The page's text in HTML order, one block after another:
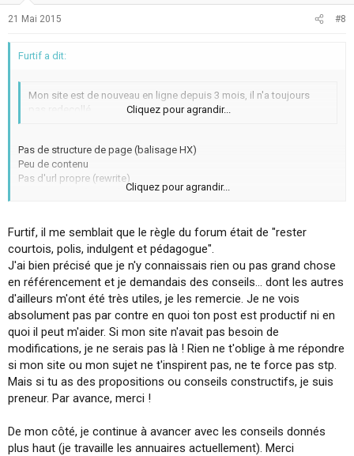
21 Mai 2015 #8
Furtif a dit:
Mon site est de nouveau en ligne depuis 3 mois, il n'a toujours
pas redecollé.
Cliquez pour agrandir...
Pas de structure de page (balisage HX)
Peu de contenu
Pas d'url propre (rewrite)
2 pages indexées seulement.Cliquez pour agrandir...
Furtif, il me semblait que le règle du forum était de "rester
courtois, polis, indulgent et pédagogue".
J'ai bien précisé que je n'y connaissais rien ou pas grand chose
en référencement et je demandais des conseils... dont les autres
d'ailleurs m'ont été très utiles, je les remercie. Je ne vois
absolument pas par contre en quoi ton post est productif ni en
quoi il peut m'aider. Si mon site n'avait pas besoin de
modifications, je ne serais pas là ! Rien ne t'oblige à me répondre
si mon site ou mon sujet ne t'inspirent pas, ne te force pas stp.
Mais si tu as des propositions ou conseils constructifs, je suis
preneur. Par avance, merci !
De mon côté, je continue à avancer avec les conseils donnés
plus haut (je travaille les annuaires actuellement). Merci